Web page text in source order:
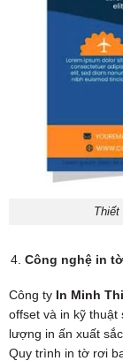
Thiết
Công nghệ in
Công ty In Minh
offset và in kỹ thuật
lượng in ấn xuất
Quy trình in tờ rơi